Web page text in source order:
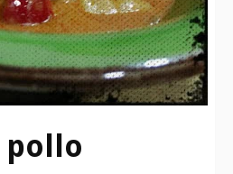
pollo